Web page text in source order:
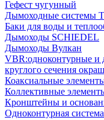
Гефест чугунный
Дымоходные системы
Баки для воды и
Дымоходы SCHIEDEL
Дымоходы Вулкан
VBR:одноконтурные и
круглого сечения
Коаксиальные
Коллективные
Кронштейны и
Одноконтурная